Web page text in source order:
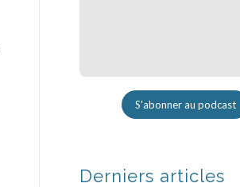
S'abonner au podcast
Derniers articles